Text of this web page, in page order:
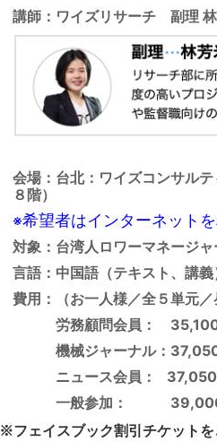
講師：ワイズリサーチ 副理
会場：台北：ワイズコンサル
８階）
※希望者はインターネット
対象：台湾人ロワーマネージャ
言語：中国語（テキスト、講義
費用：（お一人様／全５単元／
労務顧問会員：
機械ジャーナル：
ニュース会員： 37,050
一般参加：
※フェイスブック割引チケット